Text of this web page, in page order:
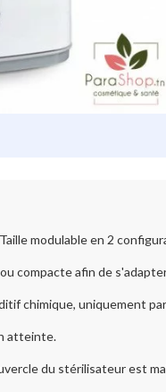
Taille modulable en 2
compacte afin de
chimique, uniquement
atteinte.
du stérilisateur est